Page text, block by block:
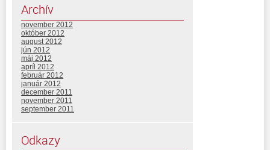
Archív
november 2012
október 2012
august 2012
jún 2012
máj 2012
apríl 2012
február 2012
január 2012
december 2011
november 2011
september 2011
Odkazy